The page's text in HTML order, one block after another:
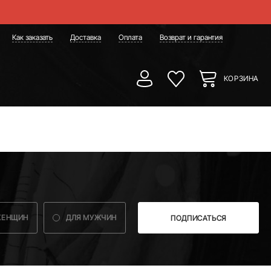
Как заказать Доставка Оплата Возврат и гарантия
КОРЗИНА
ДЛЯ МУЖЧИН